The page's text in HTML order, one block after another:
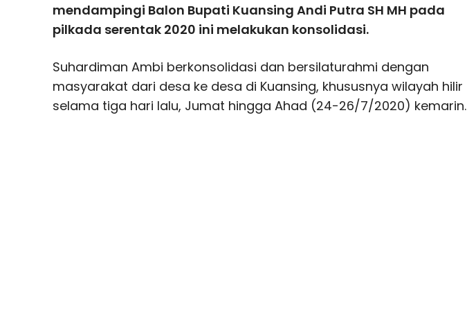
mendampingi Balon Bupati Kuansing Andi Putra SH MH pada
pilkada serentak 2020 ini melakukan konsolidasi.
Suhardiman Ambi berkonsolidasi dan bersilaturahmi dengan
masyarakat dari desa ke desa di Kuansing, khususnya wilayah hilir
selama tiga hari lalu, Jumat hingga Ahad (24-26/7/2020) kemarin.